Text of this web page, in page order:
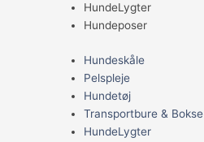
HundeLygter
Hundeposer
Hundeskåle
Pelspleje
Hundetøj
Transportbure & Bokse
HundeLygter